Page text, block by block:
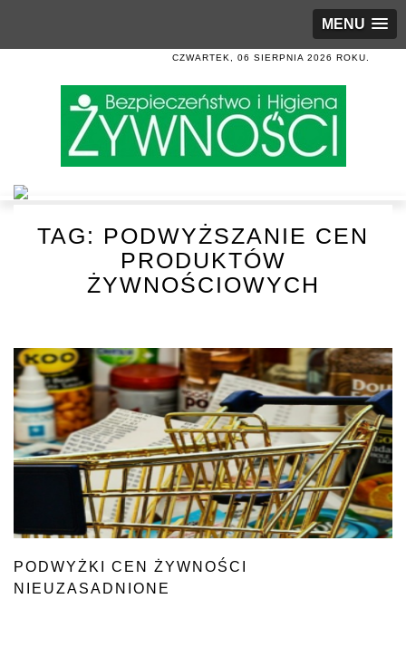
MENU
CZWARTEK, 06 SIERPNIA 2026 ROKU.
TAG: PODWYŻSZANIE CEN
PRODUKTÓW
ŻYWNOŚCIOWYCH
PODWYŻKI CEN ŻYWNOŚCI
NIEUZASADNIONE